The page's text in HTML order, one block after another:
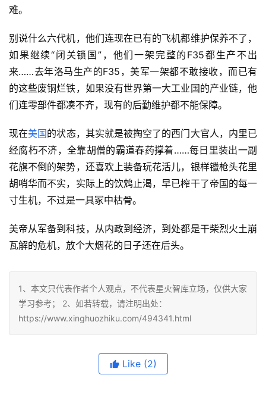
难。
别说什么六代机，他们连现在已有的飞机都维护保养不了，
如果继续“闭关锁国”，他们一架完整的F35都生产不出
来……去年洛马生产的F35，美军一架都不敢接收，而已有
的这些废铜烂铁，如果没有世界第一大工业国的产业链，他
们连零部件都凑不齐，现有的后勤维护都不能保障。
现在美国的状态，其实就是被掏空了的西门大官人，内里已
经腐朽不济，全靠胡僧的霸道春药撑着……每日里装出一副
花旗不倒的架势，还喜欢上装备玩花活儿，银样镴枪头花里
胡哨华而不实，实际上的饮鸩止渴，早已榨干了帝国的每一
寸生机，不过是一具冢中枯骨。
美帝从军备到科技，从内政到经济，到处都是干柴烈火土崩
瓦解的危机，放个大烟花的日子还在后头。
1、本文只代表作者个人观点，不代表星火智库立场，仅供大家
学习参考； 2、如若转载，请注明出处：
https://www.xinghuozhiku.com/494341.html
Like (2)